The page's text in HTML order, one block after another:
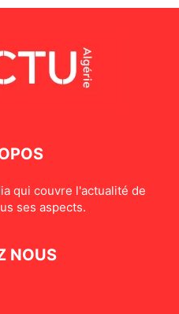
qui couvre l'actualité de
ses aspects.
NOUS